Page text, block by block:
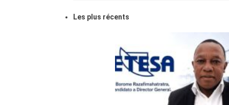
Les plus récents